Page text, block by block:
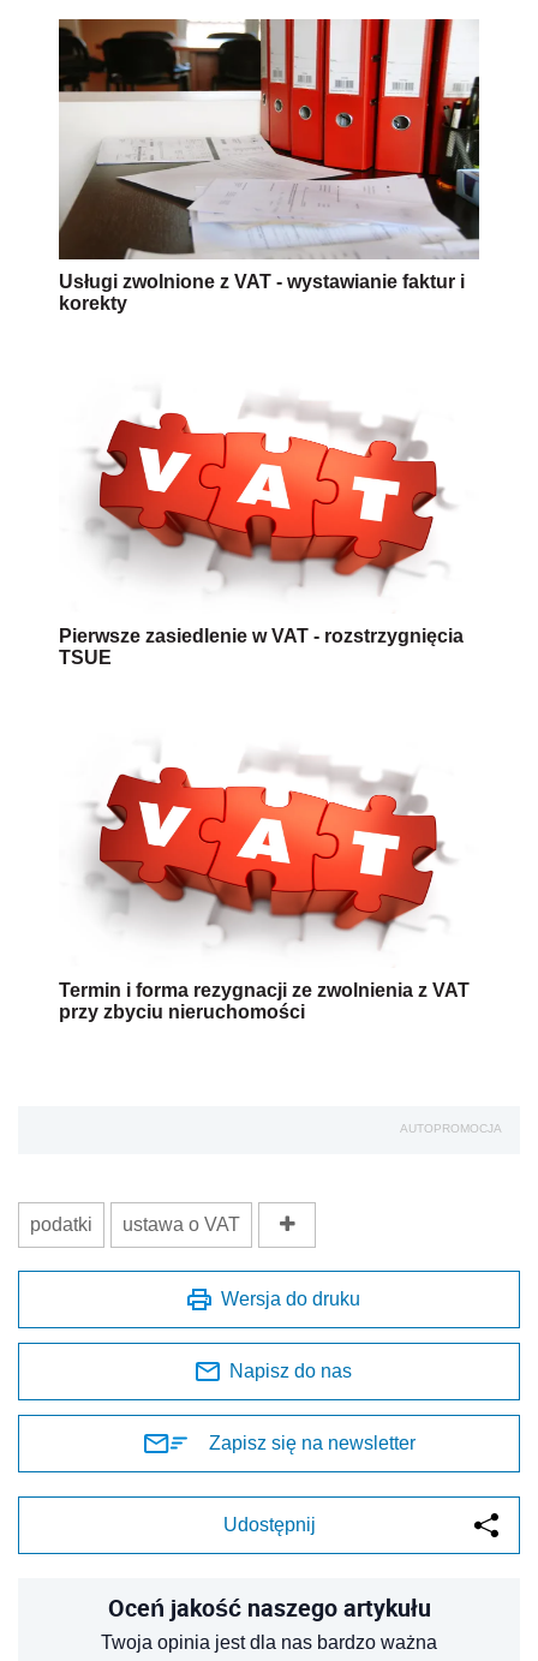
Usługi zwolnione z VAT - wystawianie faktur i
korekty
Pierwsze zasiedlenie w VAT - rozstrzygnięcia
TSUE
Termin i forma rezygnacji ze zwolnienia z VAT
przy zbyciu nieruchomości
AUTOPROMOCJA
podatki ustawa o VAT
Wersja do druku
Napisz do nas
Zapisz się na newsletter
Udostępnij
Oceń jakość naszego artykułu
Twoja opinia jest dla nas bardzo ważna